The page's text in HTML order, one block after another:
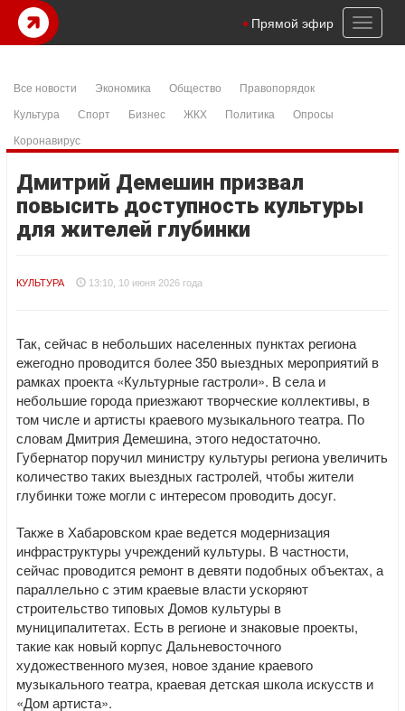
Toggle
Прямой эфир
Все новости Экономика Общество
Правопорядок
Культура
Спорт Бизнес ЖКХ Политика
Опросы
Коронавирус
Дмитрий Демешин призвал
повысить доступность культуры
для жителей глубинки
КУЛЬТУРА 13:10, 10 июня 2026 года
Так, сейчас в небольших населенных пунктах региона
ежегодно проводится более 350 выездных мероприятий в
рамках проекта «Культурные гастроли». В села и
небольшие города приезжают творческие коллективы, в
том числе и артисты краевого музыкального театра. По
словам Дмитрия Демешина, этого недостаточно.
Губернатор поручил министру культуры региона увеличить
количество таких выездных гастролей, чтобы жители
глубинки тоже могли с интересом проводить досуг.
Также в Хабаровском крае ведется модернизация
инфраструктуры учреждений культуры. В частности,
сейчас проводится ремонт в девяти подобных объектах, а
параллельно с этим краевые власти ускоряют
строительство типовых Домов культуры в
муниципалитетах. Есть в регионе и знаковые проекты,
такие как новый корпус Дальневосточного
художественного музея, новое здание краевого
музыкального театра, краевая детская школа искусств и
«Дом артиста».